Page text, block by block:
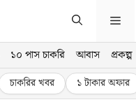
১০ পাস চাকরি আবাস প্রকল্প
চাকরির খবর ১ টাকার অফার